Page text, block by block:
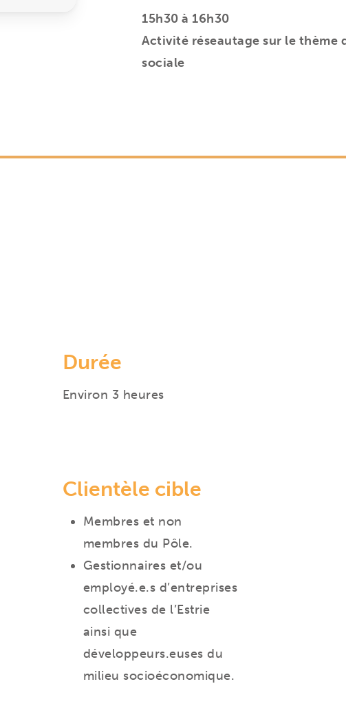
15h30 à 16h30
Activité réseautage sur le thème
sociale
Durée
Environ 3 heures
Clientèle cible
Membres et non
membres du Pôle.
Gestionnaires et/ou
employé.e.s d’entreprises
collectives de l’Estrie
ainsi que
développeurs.euses du
milieu socioéconomique.